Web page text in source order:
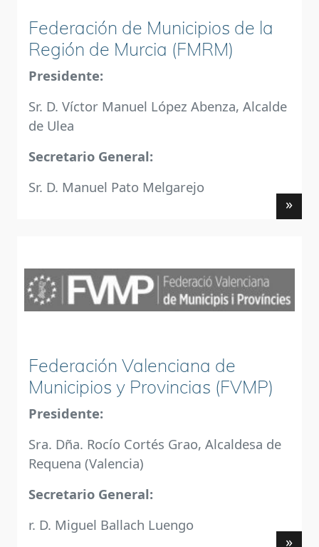
Federación de Municipios de la
Región de Murcia (FMRM)
Presidente:
Sr. D. Víctor Manuel López Abenza, Alcalde
de Ulea
Secretario General:
Sr. D. Manuel Pato Melgarejo
»
Federación Valenciana de
Municipios y Provincias (FVMP)
Presidente:
Sra. Dña. Rocío Cortés Grao, Alcaldesa de
Requena (Valencia)
Secretario General:
r. D. Miguel Ballach Luengo
»